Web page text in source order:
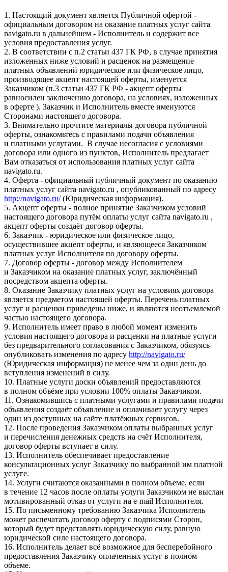
1. Настоящий документ является Публичной офертой -
официальным договором на оказание платных услуг сайта
navigato.ru в дальнейшем - Исполнитель и содержит все
условия предоставления услуг.
2. В соответствии с п.2 статьи 437 ГК РФ, в случае принятия
изложенных ниже условий и расценок на размещение
платных объявлений юридическое или физическое лицо,
производящее акцепт настоящей оферты, именуется
Заказчиком (п.3 статьи 437 ГК РФ - акцепт оферты
равносилен заключению договора, на условиях, изложенных
в оферте ). Заказчик и Исполнитель вместе именуются
Сторонами настоящего договора.
3. Внимательно прочтите материалы договора публичной
оферты, ознакомьтесь с правилами подачи объявления
и платными услугами. В случае несогласия с условиями
договора или одного из пунктов, Исполнитель предлагает
Вам отказаться от использования платных услуг сайта
navigato.ru.
4. Оферта - официальный публичный документ по оказанию
платных услуг сайта navigato.ru , опубликованный по адресу
http://navigato.ru/(Юридическая информация).
5. Акцепт оферты - полное принятие Заказчиком условий
настоящего договора путём оплаты услуг сайта navigato.ru ,
акцепт оферты создаёт договор оферты.
6. Заказчик - юридическое или физическое лицо,
осуществившее акцепт оферты, и являющееся Заказчиком
платных услуг Исполнителя по договору оферты.
7. Договор оферты - договор между Исполнителем
и Заказчиком на оказание платных услуг, заключённый
посредством акцепта оферты.
8. Оказание Заказчику платных услуг на условиях договора
является предметом настоящей оферты. Перечень платных
услуг и расценки приведены ниже, и являются неотъемлемой
частью настоящего договора.
9. Исполнитель имеет право в любой момент изменить
условия настоящего договора и расценки на платные услуги
без предварительного согласования с Заказчиком, обязуясь
опубликовать изменения по адресу http://navigato.ru/
(Юридическая информация) не менее чем за один день до
вступления изменений в силу.
10. Платные услуги доски объявлений предоставляются
в полном объёме при условии 100% оплаты Заказчиком.
11. Ознакомившись с платными услугами и правилами подачи
объявления создаёт объявление и оплачивает услугу через
один из доступных на сайте платёжных сервисов.
12. После проведения Заказчиком оплаты выбранных услуг
и перечисления денежных средств на счёт Исполнителя,
договор оферты вступает в силу.
13. Исполнитель обеспечивает предоставление
консультационных услуг Заказчику по выбранной им платной
услуге.
14. Услуги считаются оказанными в полном объеме, если
в течение 12 часов после оплаты услуги Заказчиком не выслан
мотивированный отказ от услуги на e-mail Исполнителя.
15. По письменному требованию Заказчика Исполнитель
может распечатать договор оферту с подписями Сторон,
который будет представлять юридическую силу, равную
юридической силе настоящего договора.
16. Исполнитель делает всё возможное для бесперебойного
предоставления Заказчику оплаченных услуг в полном
объеме.